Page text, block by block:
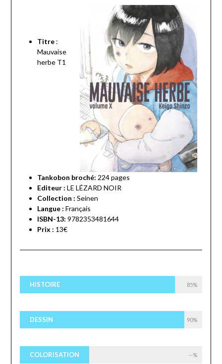
Titre:
Mauvaise
herbe T1
Tankobon broché: 224 pages
Editeur : LE LÉZARD NOIR
Collection : Seinen
Langue : Français
ISBN-13: 9782353481644
Prix : 13€
HISTOIRE 85%
DESSIN 90%
COLORISATION --%